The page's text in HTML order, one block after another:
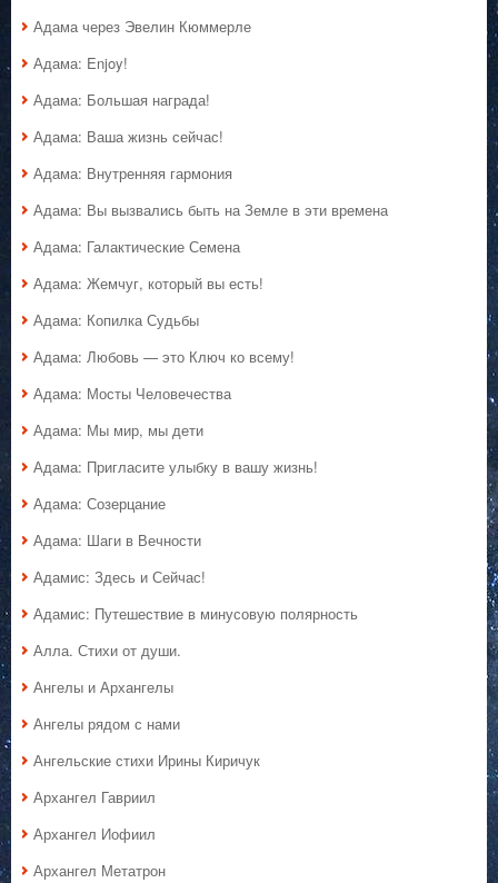
Адама через Эвелин Кюммерле
Адама: Enjoy!
Адама: Большая награда!
Адама: Ваша жизнь сейчас!
Адама: Внутренняя гармония
Адама: Вы вызвались быть на Земле в эти времена
Адама: Галактические Семена
Адама: Жемчуг, который вы есть!
Адама: Копилка Судьбы
Адама: Любовь — это Ключ ко всему!
Адама: Мосты Человечества
Адама: Мы мир, мы дети
Адама: Пригласите улыбку в вашу жизнь!
Адама: Созерцание
Адама: Шаги в Вечности
Адамис: Здесь и Сейчас!
Адамис: Путешествие в минусовую полярность
Алла. Стихи от души.
Ангелы и Архангелы
Ангелы рядом с нами
Ангельские стихи Ирины Киричук
Архангел Гавриил
Архангел Иофиил
Архангел Метатрон